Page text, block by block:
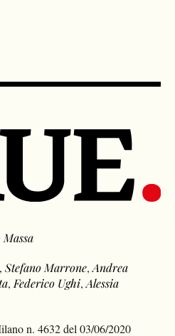
Massa
Stefano Marrone Andrea
Federico Ughi Alessia
n. 4632 del 03/06/2020